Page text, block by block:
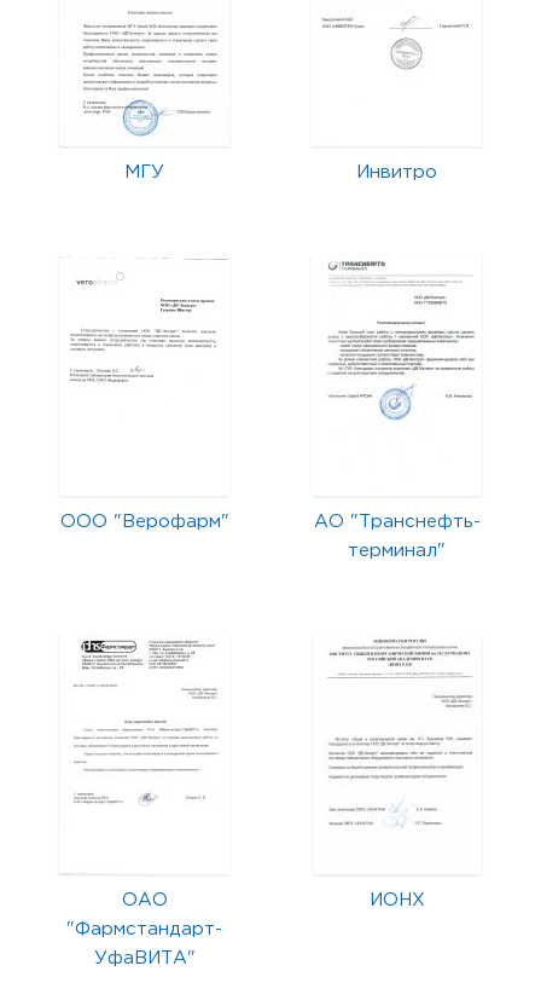
МГУ Инвитро
ООО "Верофарм"
АО "Транснефть-
терминал"
ОАО
"Фармстандарт-
УфаВИТА"
ИОНХ